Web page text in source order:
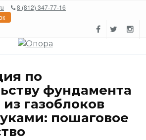
8 (812) 347-77-16
по
фундамента
газоблоков
пошаговое